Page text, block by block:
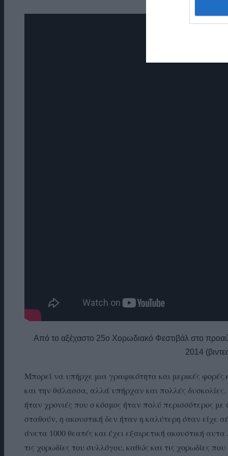
Από το αξέχαστο 25ο Χορωδιακό Φεστιβάλ στο
2014
Μπορεί να υπήρχε μια γραφικότητα και μερικές
και την θάλασσα, αλλά υπήρχαν και πολλές
ήταν χρονιές που ο κόσμος ήταν πολύ περισσότερος
σταθούν, η ακουστική δεν ήταν η καλύτερη όταν
άνετα 1000 θεατές και έχει εξαιρετική ακουστική
τις χορωδίες του συλλόγου, καθώς και τις χορωδίες